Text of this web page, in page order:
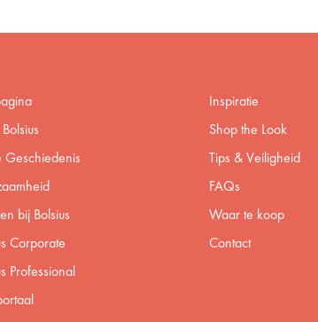
bij Bolsius
Corporate
Professional
Inspiratie
Shop the Look
Tips & Veiligheid
FAQs
Waar te koop
Contact